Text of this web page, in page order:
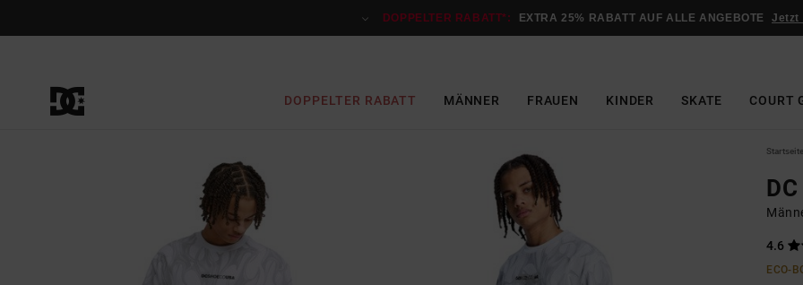
DOPPELTER RABATT*: EXTRA 25% RABATT AUF ALLE ANGEBOTE Jetzt
DOPPELTER RABATT MÄNNER FRAUEN KINDER SKATE COURT
Startseite
4.6
ECO-